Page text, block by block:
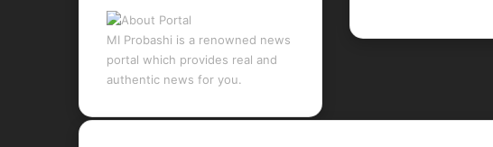
MI Probashi is a renowned news
portal which provides real and
authentic news for you.